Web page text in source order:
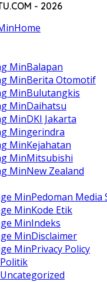
- 2026
Home
Balapan
Berita Otomotif
Bulutangkis
Daihatsu
DKI Jakarta
gerindra
Kejahatan
Mitsubishi
New Zealand
Pedoman Media
Kode Etik
Indeks
Disclaimer
Privacy Policy
Politik
Uncategorized